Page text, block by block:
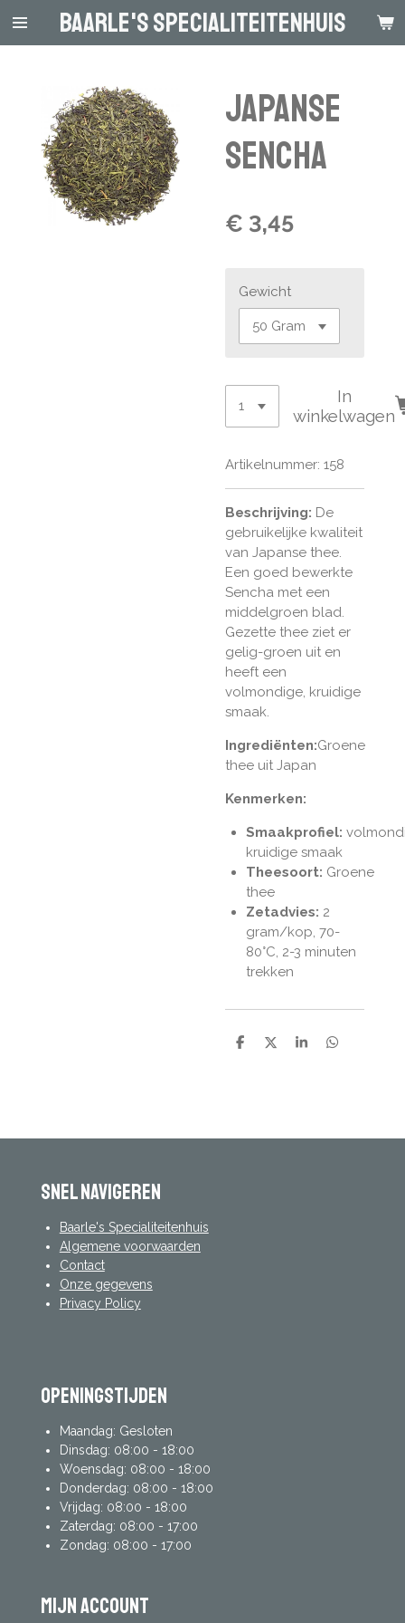
Ga
hoofdinhoud
Baarle's Specialiteitenhuis
Japanse
Sencha
€ 3,45
Gewicht
In
winkelwagen
Artikelnummer: 158
Beschrijving: De
gebruikelijke kwaliteit
van Japanse thee.
Een goed bewerkte
Sencha met een
middelgroen blad.
Gezette thee ziet er
gelig-groen uit en
heeft een
volmondige, kruidige
smaak.
Ingrediënten:Groene
thee uit Japan
Kenmerken:
Smaakprofiel:
kruidige smaak
Theesoort: Groene
thee
Zetadvies: 2
gram/kop, 70-
80°C, 2-3 minuten
trekken
D
D
S
D
Snel navigeren
Baarle's Specialiteitenhuis
Algemene voorwaarden
Contact
Onze gegevens
Privacy Policy
Openingstijden
Maandag: Gesloten
Dinsdag: 08:00 - 18:00
Woensdag: 08:00 - 18:00
Donderdag: 08:00 - 18:00
Vrijdag: 08:00 - 18:00
Zaterdag: 08:00 - 17:00
Zondag: 08:00 - 17:00
mijn account